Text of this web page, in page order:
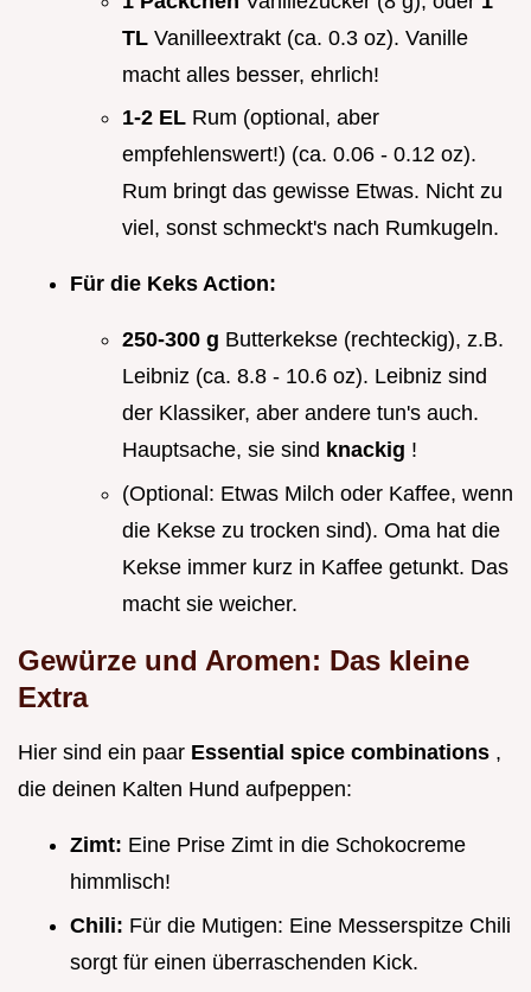
TL Vanilleextrakt (ca. 0.3 oz). Vanille
macht alles besser, ehrlich!
1-2 EL Rum (optional, aber
empfehlenswert!) (ca. 0.06 - 0.12 oz).
Rum bringt das gewisse Etwas. Nicht zu
viel, sonst schmeckt's nach Rumkugeln.
Für die Keks Action:
250-300 g Butterkekse (rechteckig), z.B.
Leibniz (ca. 8.8 - 10.6 oz). Leibniz sind
der Klassiker, aber andere tun's auch.
Hauptsache, sie sind knackig !
(Optional: Etwas Milch oder Kaffee, wenn
die Kekse zu trocken sind). Oma hat die
Kekse immer kurz in Kaffee getunkt. Das
macht sie weicher.
Gewürze und Aromen: Das kleine
Extra
Hier sind ein paar Essential spice combinations ,
die deinen Kalten Hund aufpeppen:
Zimt: Eine Prise Zimt in die Schokocreme
himmlisch!
Chili: Für die Mutigen: Eine Messerspitze Chili
sorgt für einen überraschenden Kick.